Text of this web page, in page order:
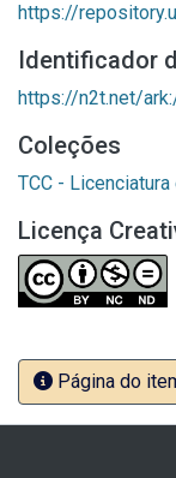
https://
Identificador
https://n2t.net/
Coleções
TCC -
Licença
Página do